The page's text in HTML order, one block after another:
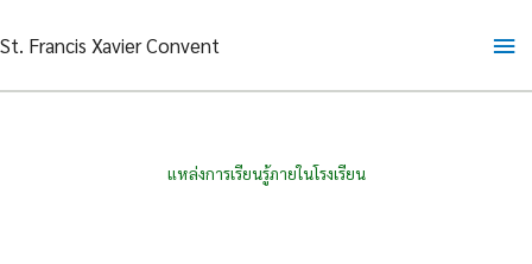
to
St. Francis Xavier Convent
แหล่งการเรียนรู้ภายในโรงเรียน